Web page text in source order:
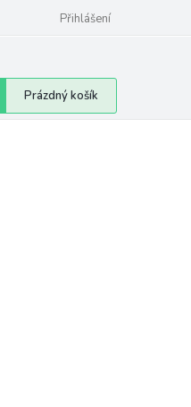
Přihlášení
Nákupní
košík
Prázdný košík